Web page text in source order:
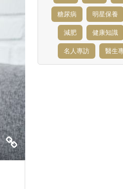
糖尿病 明星保養
減肥 健康知識
名人專訪 醫生